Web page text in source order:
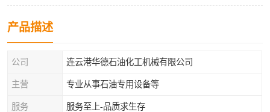
产品描述
公司 连云港华德石油化工机械有限公司
主营 专业从事石油专用设备等
服务 服务至上-品质求生存